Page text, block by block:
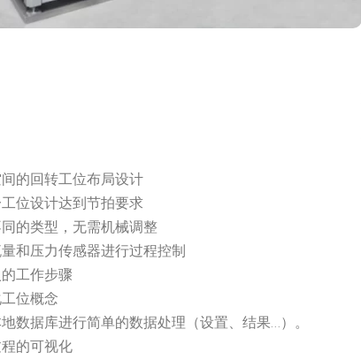
的回转工位布局设计
位设计达到节拍要求
的类型，无需机械调整
和压力传感器进行过程控制
工作步骤
位概念
数据库进行简单的数据处理（设置、结果…）。
的可视化